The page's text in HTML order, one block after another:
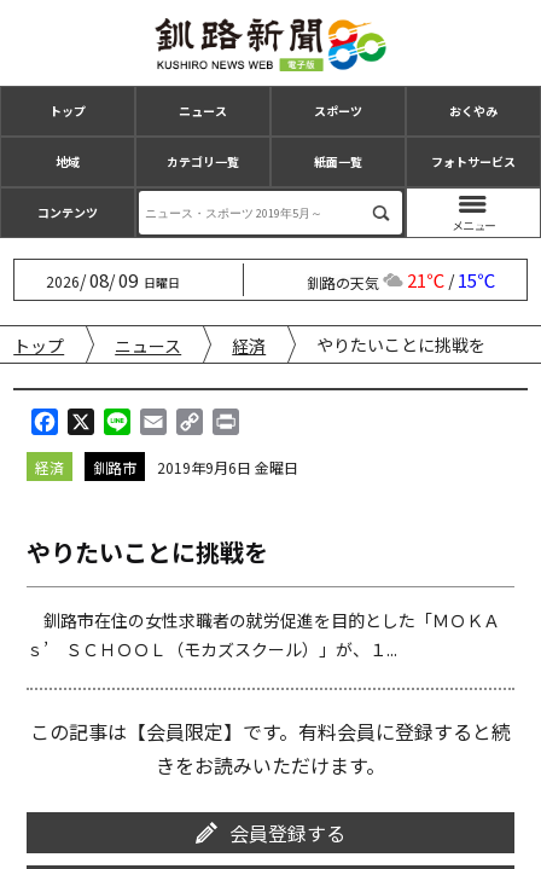
トップ ニュース スポーツ おくやみ
地域 カテゴリ一覧 紙面一覧 フォトサービス
コンテンツ
2026/08/09 日曜日 釧路の天気 21℃/15℃
トップ ニュース 経済 やりたいことに挑戦を
a
c
o
o
k
i
n
a
p
i
n
k
i
経済 釧路市 2019年9月6日 金曜日
やりたいことに挑戦を
釧路市在住の女性求職者の就労促進を目的とした「ＭＯＫＡ
ｓ’ ＳＣＨＯＯＬ（モカズスクール）」が、１...
この記事は【会員限定】です。有料会員に登録すると続
きをお読みいただけます。
会員登録する